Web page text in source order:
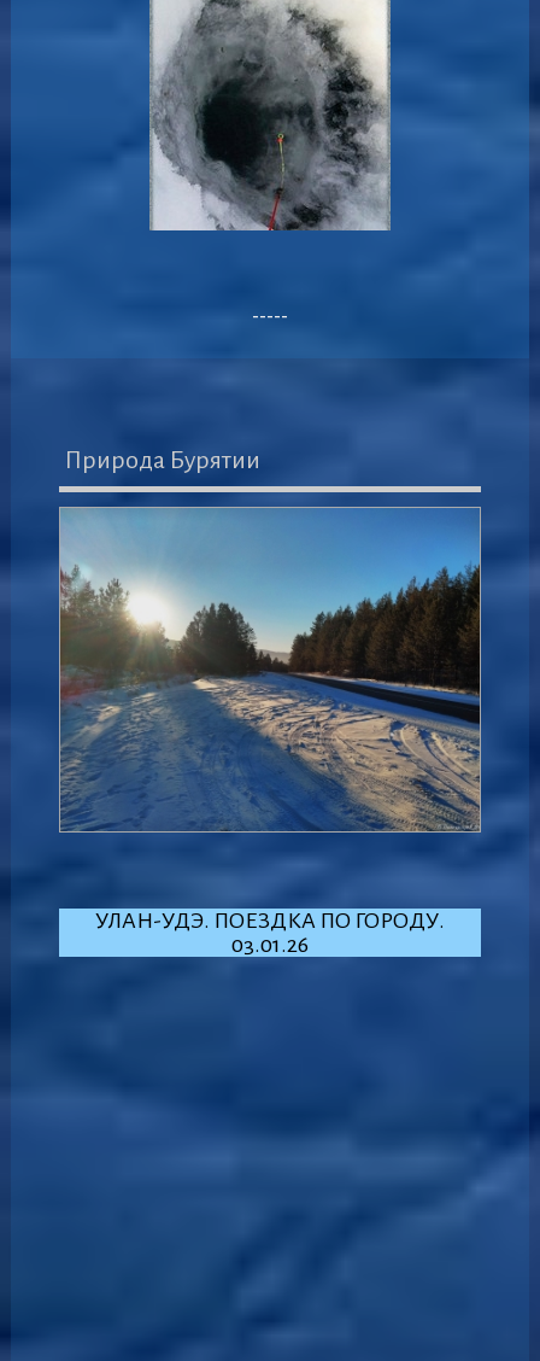
-----
Природа Бурятии
УЛАН-УДЭ. ПОЕЗДКА ПО ГОРОДУ.
03.01.26